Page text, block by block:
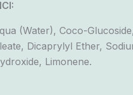
(Water), Coco-
Dicaprylyl Ether,
Limonene.